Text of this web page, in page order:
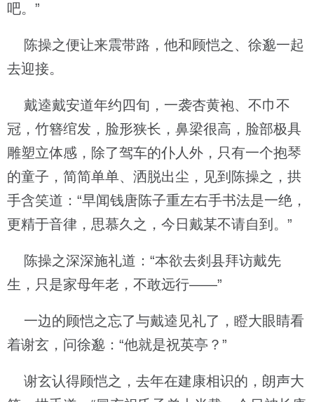
吧。”
陈操之便让来震带路，他和顾恺之、徐邈一起
去迎接。
戴逵戴安道年约四旬，一袭杏黄袍、不巾不
冠，竹簪绾发，脸形狭长，鼻梁很高，脸部极具
雕塑立体感，除了驾车的仆人外，只有一个抱琴
的童子，简简单单、洒脱出尘，见到陈操之，拱
手含笑道：“早闻钱唐陈子重左右手书法是一绝，
更精于音律，思慕久之，今日戴某不请自到。”
陈操之深深施礼道：“本欲去剡县拜访戴先
生，只是家母年老，不敢远行——”
一边的顾恺之忘了与戴逵见礼了，瞪大眼睛看
着谢玄，问徐邈：“他就是祝英亭？”
谢玄认得顾恺之，去年在建康相识的，朗声大